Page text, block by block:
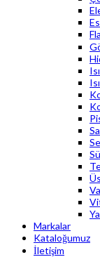
Markalar
Kataloğumuz
İletişim